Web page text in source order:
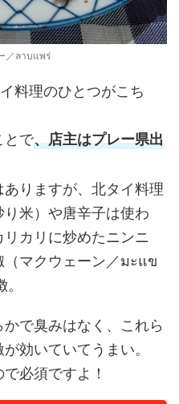
／ลาบแพร่
料理のひとつがこち
とで、店主はプレー県出
りますが、北タイ料理
米）や唐辛子は使わ
カリに炒めたニンニ
（マクウェーン／มะแข
で臭みはなく、これら
効いていてうまい。
必須ですよ！